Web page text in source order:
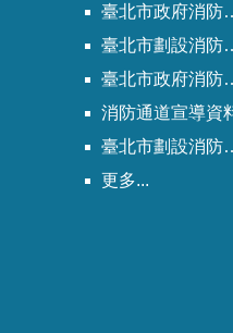
臺北市政府消防局劃設消防通道清冊
臺北市劃設消防通道Q&A
臺北市政府消防通道劃設及管理作業程序
消防通道宣導資
臺北市劃設消防通道說帖
更多...